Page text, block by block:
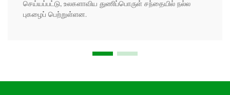
செய்யப்பட்டு, உலகளாவிய துணிப்பொருள் சந்தையில் நல்ல
புகழைப் பெற்றுள்ளன.